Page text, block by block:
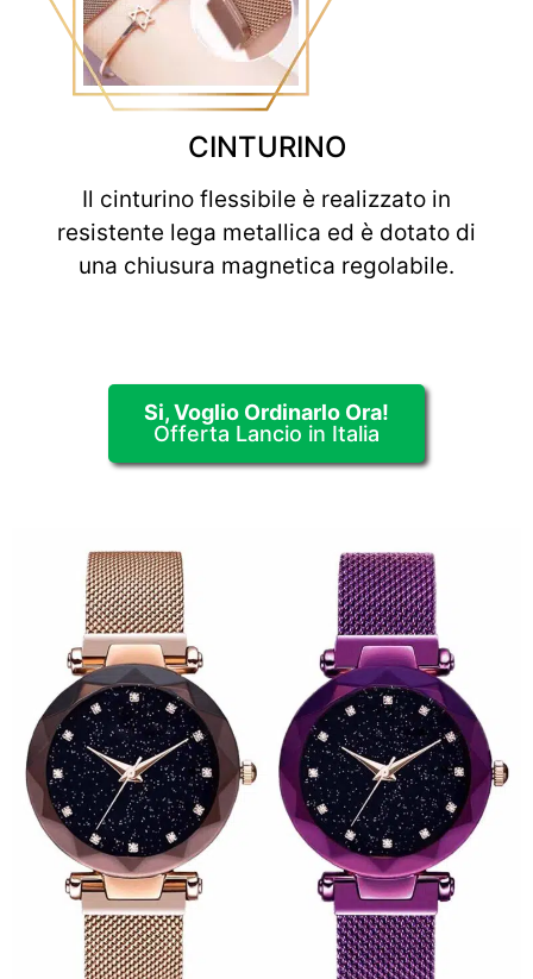
CINTURINO
Il cinturino flessibile è realizzato in
resistente lega metallica ed è dotato di
una chiusura magnetica regolabile.
Si, Voglio Ordinarlo Ora!
Offerta Lancio in Italia